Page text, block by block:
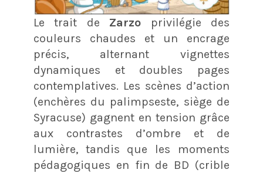
Le trait de Zarzo privilégie des
couleurs chaudes et un encrage
précis, alternant vignettes
dynamiques et doubles pages
contemplatives. Les scènes d’action
(enchères du palimpseste, siège de
Syracuse) gagnent en tension grâce
aux contrastes d’ombre et de
lumière, tandis que les moments
pédagogiques en fin de BD (crible